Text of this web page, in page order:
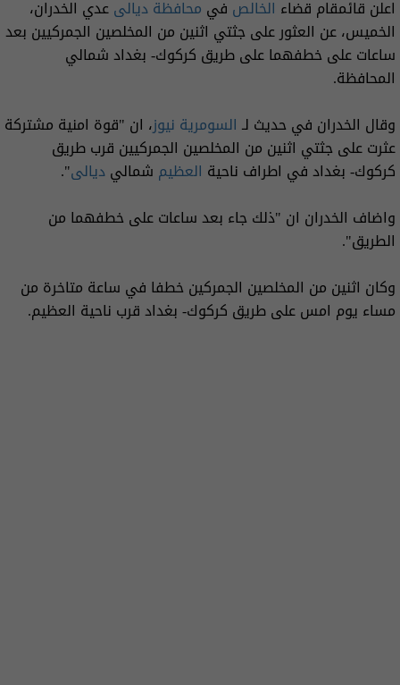
اعلن قائمقام قضاء الخالص في محافظة ديالىعدي الخدران،
الخميس، عن العثور على جثتي اثنين من المخلصين الجمركيين بعد
ساعات على خطفهما على طريق كركوك- بغداد شمالي
المحافظة.
وقال الخدران في حديث لـ السومرية نيوز، ان "قوة امنية مشتركة
عثرت على جثتي اثنين من المخلصين الجمركيين قرب طريق
كركوك- بغداد في اطراف ناحية العظيم شماليديالى".
واضاف الخدران ان "ذلك جاء بعد ساعات على خطفهما من
الطريق".
وكان اثنين من المخلصين الجمركين خطفا في ساعة متاخرة من
مساء يوم امس على طريق كركوك- بغداد قرب ناحية العظيم.